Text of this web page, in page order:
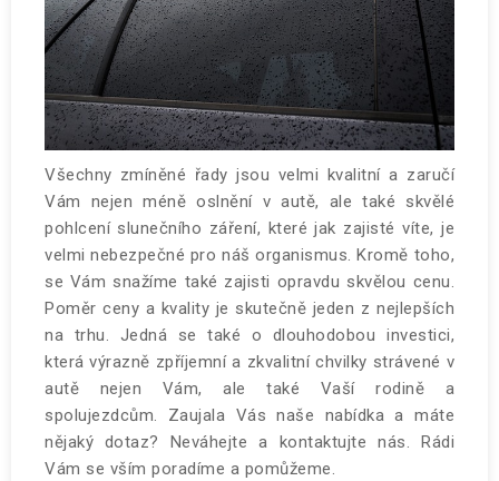
Všechny zmíněné řady jsou velmi kvalitní a zaručí
Vám nejen méně oslnění v autě, ale také skvělé
pohlcení slunečního záření, které jak zajisté víte, je
velmi nebezpečné pro náš organismus. Kromě toho,
se Vám snažíme také zajisti opravdu skvělou cenu.
Poměr ceny a kvality je skutečně jeden z nejlepších
na trhu. Jedná se také o dlouhodobou investici,
která výrazně zpříjemní a zkvalitní chvilky strávené v
autě nejen Vám, ale také Vaší rodině a
spolujezdcům. Zaujala Vás naše nabídka a máte
nějaký dotaz? Neváhejte a kontaktujte nás. Rádi
Vám se vším poradíme a pomůžeme.